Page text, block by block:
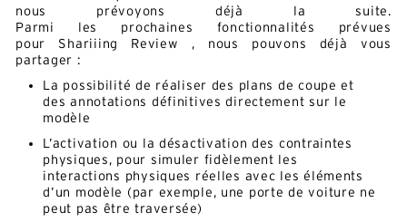
nous prévoyons déjà la suite.
Parmi les prochaines fonctionnalités prévues
pour Shariiing Review , nous pouvons déjà vous
partager :
La possibilité de réaliser des plans de coupe et
des annotations définitives directement sur le
modèle
L’activation ou la désactivation des contraintes
physiques, pour simuler fidèlement les
interactions physiques réelles avec les éléments
d’un modèle (par exemple, une porte de voiture ne
peut pas être traversée)